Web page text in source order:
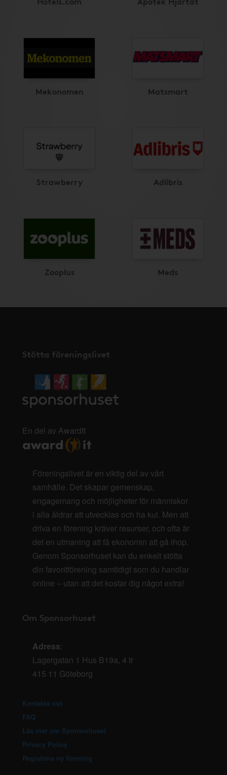
Mekonomen Matsmart
Strawberry Adlibris
Zooplus Meds
Stötta föreningslivet
En del av AwardIt
Föreningslivet är en viktig del av vårt
samhälle. Det skapar gemenskap,
engagemang och möjligheter för människor
i alla åldrar att utvecklas och ha kul. Men att
driva en förening kräver resurser, och ofta är
det en utmaning att få ekonomin att gå ihop.
Genom Sponsorhuset kan du enkelt stötta
din favoritförening samtidigt som du handlar
online – utan att det kostar dig något extra!
Om Sponsorhuset
Adress:
Lagergatan 1 Hus B19a, 4 tr
415 11 Göteborg
Kontakta oss
FAQ
Läs mer om Sponsorhuset
Privacy Policy
Registrera ny förening